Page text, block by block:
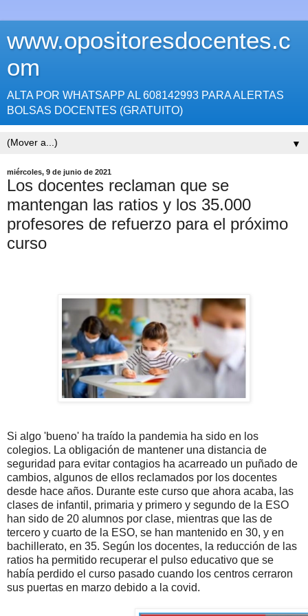
www.opositoresdocentes.c
om
ALTA POR WHATSAPP AL 608142993 PARA ALERTAS
BOLSAS DOCENTES (GRATUITO)
▼
miércoles, 9 de junio de 2021
Los docentes reclaman que se
mantengan las ratios y los 35.000
profesores de refuerzo para el próximo
curso
Si algo 'bueno' ha traído la pandemia ha sido en los
colegios. La obligación de mantener una distancia de
seguridad para evitar contagios ha acarreado un puñado de
cambios, algunos de ellos reclamados por los docentes
desde hace años. Durante este curso que ahora acaba, las
clases de infantil, primaria y primero y segundo de la ESO
han sido de 20 alumnos por clase, mientras que las de
tercero y cuarto de la ESO, se han mantenido en 30, y en
bachillerato, en 35. Según los docentes, la reducción de las
ratios ha permitido recuperar el pulso educativo que se
había perdido el curso pasado cuando los centros cerraron
sus puertas en marzo debido a la covid.